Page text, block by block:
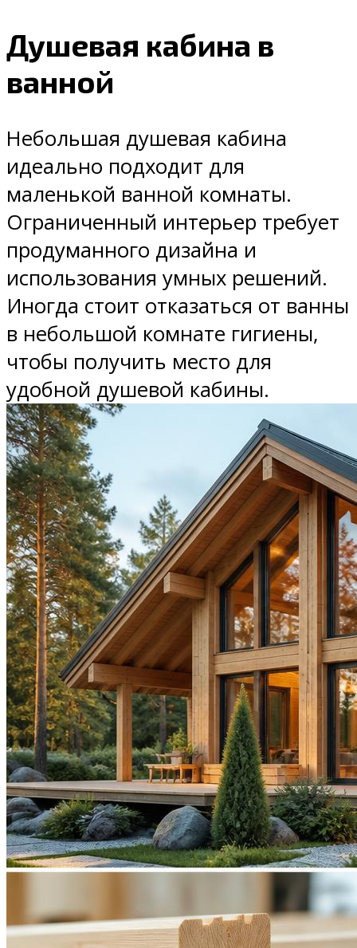
Душевая кабина в
ванной
Небольшая душевая кабина
идеально подходит для
маленькой ванной комнаты.
Ограниченный интерьер требует
продуманного дизайна и
использования умных решений.
Иногда стоит отказаться от ванны
в небольшой комнате гигиены,
чтобы получить место для
удобной душевой кабины.